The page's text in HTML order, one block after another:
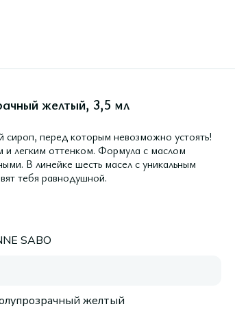
желтый, 3,5 мл
перед которым невозможно устоять!
и легким оттенком. Формула с маслом
В линейке шесть масел с уникальным
тебя равнодушной.
SABO
желтый